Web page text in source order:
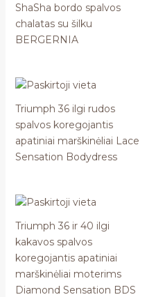
ShaSha bordo spalvos
chalatas su šilku
BERGERNIA
Triumph 36 ilgi rudos
spalvos koregojantis
apatiniai marškinėliai Lace
Sensation Bodydress
Triumph 36 ir 40 ilgi
kakavos spalvos
koregojantis apatiniai
marškinėliai moterims
Diamond Sensation BDS